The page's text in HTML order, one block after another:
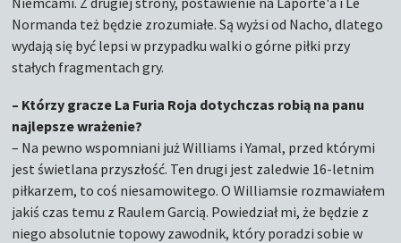
Normanda też będzie zrozumiałe. Są wyżsi od Nacho, dlatego
wydają się być lepsi w przypadku walki o górne piłki przy
stałych fragmentach gry.
– Którzy gracze La Furia Roja dotychczas robią na panu
najlepsze wrażenie?
– Na pewno wspomniani już Williams i Yamal, przed którymi
jest świetlana przyszłość. Ten drugi jest zaledwie 16-letnim
piłkarzem, to coś niesamowitego. O Williamsie rozmawiałem
jakiś czas temu z Raulem Garcią. Powiedział mi, że będzie z
niego absolutnie topowy zawodnik, który poradzi sobie w